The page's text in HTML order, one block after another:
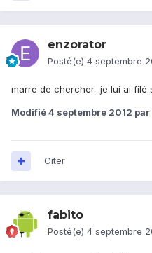
enzorator
Posté(e) 4 septembre
marre de chercher...je lui ai filé
Modifié4 septembre 2012
Citer
fabito
Posté(e) 4 septembre